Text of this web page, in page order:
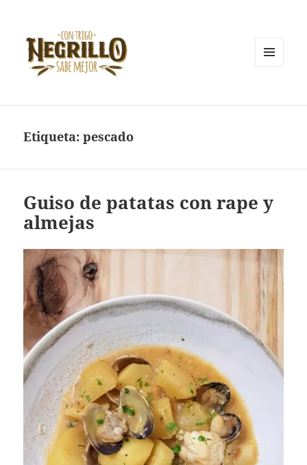
Etiqueta:pescado
Guiso de patatas con rape y
almejas